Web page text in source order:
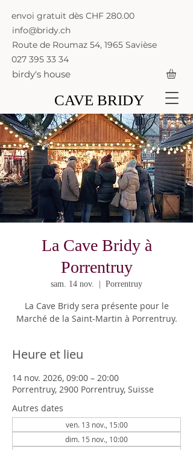
CAVE BRIDY
envoi gratuit dès CHF 280.00
027 395 33 34
Route de Roumaz 54, 1965 Savièse
info@bridy.ch
birdy's house
La Cave Bridy à
Porrentruy
sam. 14 nov.
  |
Porrentruy
La Cave Bridy sera présente pour le
Marché de la Saint-Martin à Porrentruy.
Heure et lieu
14 nov. 2026, 09:00 – 20:00
Porrentruy, 2900 Porrentruy, Suisse
Autres dates
ven. 13 nov., 15:00
dim. 15 nov., 10:00